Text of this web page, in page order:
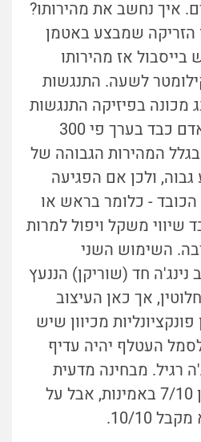
איך נחשב את מהירותו?
שמבצע באטמן
אז מהירותו
להגיע ל-150 קילומטר לשעה. התנגשות
מכונה בפיזיקה התנגשות
פלסטית. למרות שהאדם כבד בערך פי 300
המהירות הגבוהה של
ולכן אם הפגיעה
- כלומר בראש או
שיווי משקל ויפול למרות
השימוש השני
חד (שוריקן) הננעץ
אך כאן העיצוב
מכיוון שיש
העטלף יהיה עדיף
רגיל. מבחינה מדעית
הבאטראנג מקבל ציון 7/10 באמינות, אבל על
10/10.